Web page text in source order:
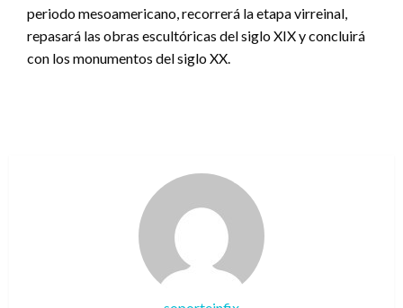
periodo mesoamericano, recorrerá la etapa virreinal,
repasará las obras escultóricas del siglo XIX y concluirá
con los monumentos del siglo XX.